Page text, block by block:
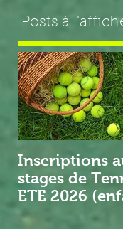
Posts à
Inscriptions
stages de
ETE 2026
adultes)